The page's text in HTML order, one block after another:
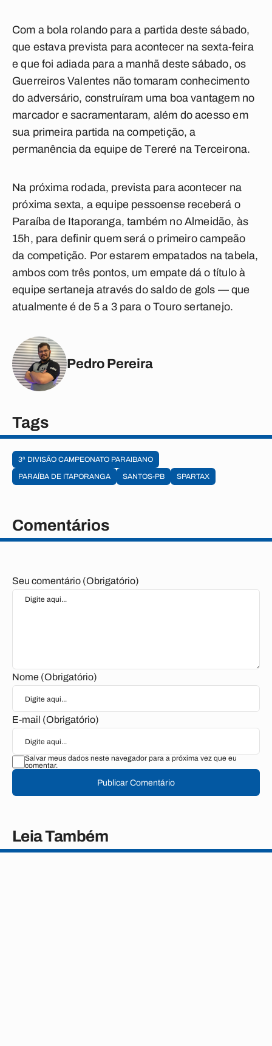
Com a bola rolando para a partida deste sábado,
que estava prevista para acontecer na sexta-feira
e que foi adiada para a manhã deste sábado, os
Guerreiros Valentes não tomaram conhecimento
do adversário, construíram uma boa vantagem no
marcador e sacramentaram, além do acesso em
sua primeira partida na competição, a
permanência da equipe de Tereré na Terceirona.
Na próxima rodada, prevista para acontecer na
próxima sexta, a equipe pessoense receberá o
Paraíba de Itaporanga, também no Almeidão, às
15h, para definir quem será o primeiro campeão
da competição. Por estarem empatados na tabela,
ambos com três pontos, um empate dá o título à
equipe sertaneja através do saldo de gols — que
atualmente é de 5 a 3 para o Touro sertanejo.
Pedro Pereira
Tags
3ª DIVISÃO CAMPEONATO PARAIBANO
PARAÍBA DE ITAPORANGA
SANTOS-PB SPARTAX
Comentários
Seu comentário (Obrigatório)
Nome (Obrigatório)
E-mail (Obrigatório)
Salvar meus dados neste navegador para a próxima vez que eu
comentar.
Publicar Comentário
Leia Também